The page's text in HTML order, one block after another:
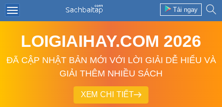
Tải ngay
LOIGIAIHAY.COM 2026
ĐÃ CẬP NHẬT BẢN MỚI VỚI LỜI GIẢI DỄ HIỂU VÀ
GIẢI THÊM NHIỀU SÁCH
XEM CHI TIẾT